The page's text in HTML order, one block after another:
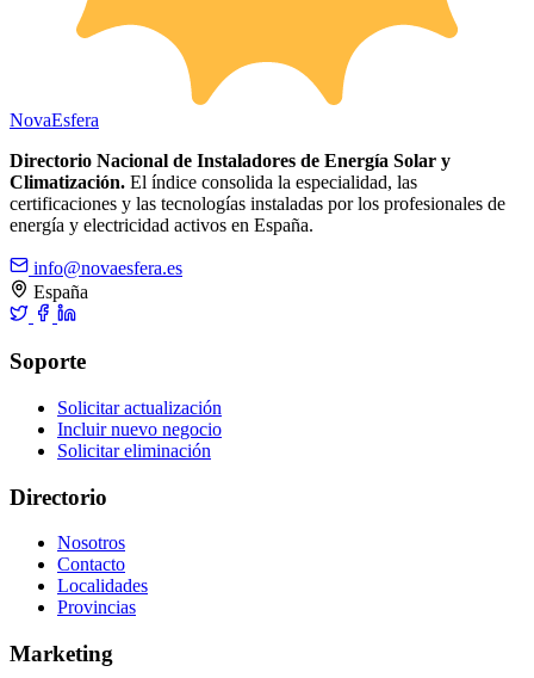
NovaEsfera
Directorio Nacional de Instaladores de Energía Solar y
Climatización. El índice consolida la especialidad, las
certificaciones y las tecnologías instaladas por los profesionales de
energía y electricidad activos en España.
info@novaesfera.es
España
Soporte
Solicitar actualización
Incluir nuevo negocio
Solicitar eliminación
Directorio
Nosotros
Contacto
Localidades
Provincias
Marketing